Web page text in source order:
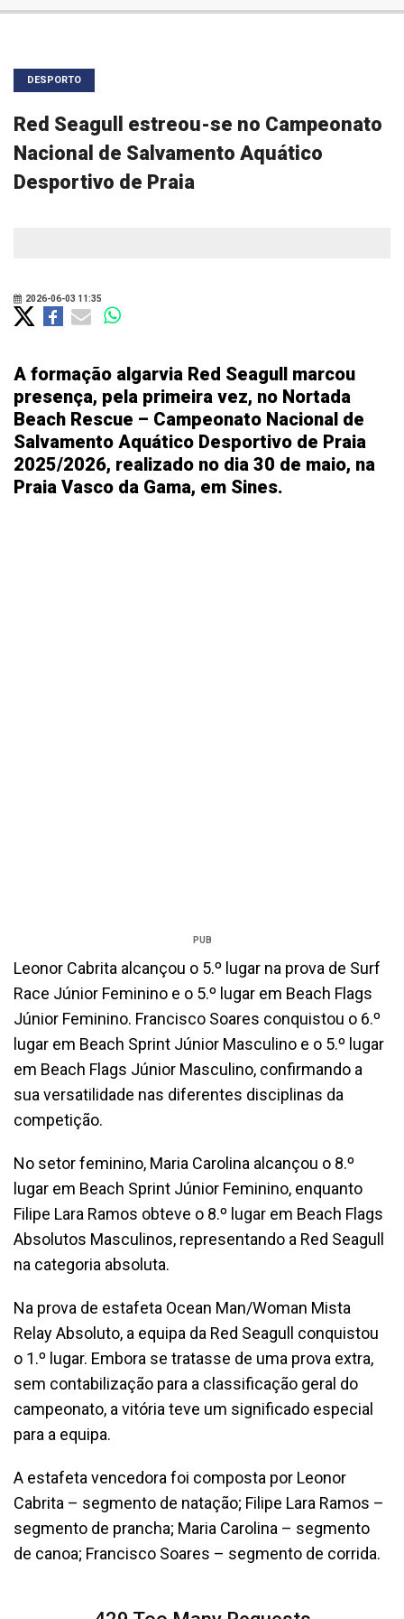
DESPORTO
Red Seagull estreou-se no Campeonato
Nacional de Salvamento Aquático
Desportivo de Praia
2026-06-03 11:35
A formação algarvia Red Seagull marcou
presença, pela primeira vez, no Nortada
Beach Rescue – Campeonato Nacional de
Salvamento Aquático Desportivo de Praia
2025/2026, realizado no dia 30 de maio, na
Praia Vasco da Gama, em Sines.
PUB
Leonor Cabrita alcançou o 5.º lugar na prova de Surf
Race Júnior Feminino e o 5.º lugar em Beach Flags
Júnior Feminino. Francisco Soares conquistou o 6.º
lugar em Beach Sprint Júnior Masculino e o 5.º lugar
em Beach Flags Júnior Masculino, confirmando a
sua versatilidade nas diferentes disciplinas da
competição.
No setor feminino, Maria Carolina alcançou o 8.º
lugar em Beach Sprint Júnior Feminino, enquanto
Filipe Lara Ramos obteve o 8.º lugar em Beach Flags
Absolutos Masculinos, representando a Red Seagull
na categoria absoluta.
Na prova de estafeta Ocean Man/Woman Mista
Relay Absoluto, a equipa da Red Seagull conquistou
o 1.º lugar. Embora se tratasse de uma prova extra,
sem contabilização para a classificação geral do
campeonato, a vitória teve um significado especial
para a equipa.
A estafeta vencedora foi composta por Leonor
Cabrita – segmento de natação; Filipe Lara Ramos –
segmento de prancha; Maria Carolina – segmento
de canoa; Francisco Soares – segmento de corrida.